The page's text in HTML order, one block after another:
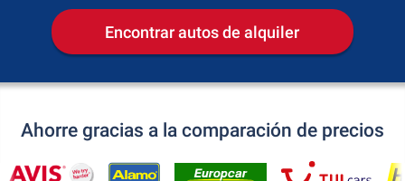
Encontrar autos de alquiler
Ahorre gracias a la comparación de precios